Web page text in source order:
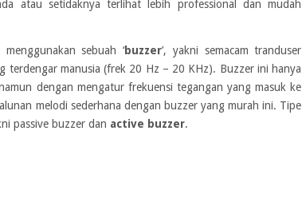
atau setidaknya terlihat lebih professional dan mudah
sebuah ‘buzzer’, yakni semacam tranduser
terdengar manusia (frek 20 Hz – 20 KHz). Buzzer ini hanya
dengan mengatur frekuensi tegangan yang masuk ke
melodi sederhana dengan buzzer yang murah ini. Tipe
passive buzzer dan active buzzer.